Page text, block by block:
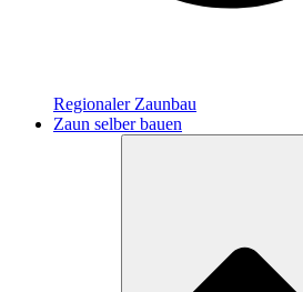
Regionaler Zaunbau
Zaun selber bauen